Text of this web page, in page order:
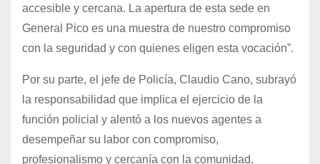
accesible y cercana. La apertura de esta sede en
General Pico es una muestra de nuestro compromiso
con la seguridad y con quienes eligen esta vocación”.
Por su parte, el jefe de Policía, Claudio Cano, subrayó
la responsabilidad que implica el ejercicio de la
función policial y alentó a los nuevos agentes a
desempeñar su labor con compromiso,
profesionalismo y cercanía con la comunidad.